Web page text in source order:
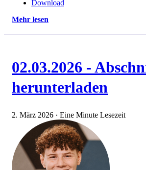
Download
Mehr lesen
02.03.2026 -
herunterladen
2. März 2026 · Eine Minute Lesezeit